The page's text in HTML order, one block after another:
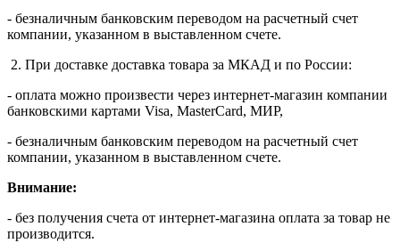
- безналичным банковским переводом на расчетный счет
компании, указанном в выставленном счете.
2. При доставке доставка товара за МКАД и по России:
- оплата можно произвести через интернет-магазин компании
банковскими картами Visa, MasterСard, МИР,
- безналичным банковским переводом на расчетный счет
компании, указанном в выставленном счете.
Внимание:
- без получения счета от интернет-магазина оплата за товар не
производится.